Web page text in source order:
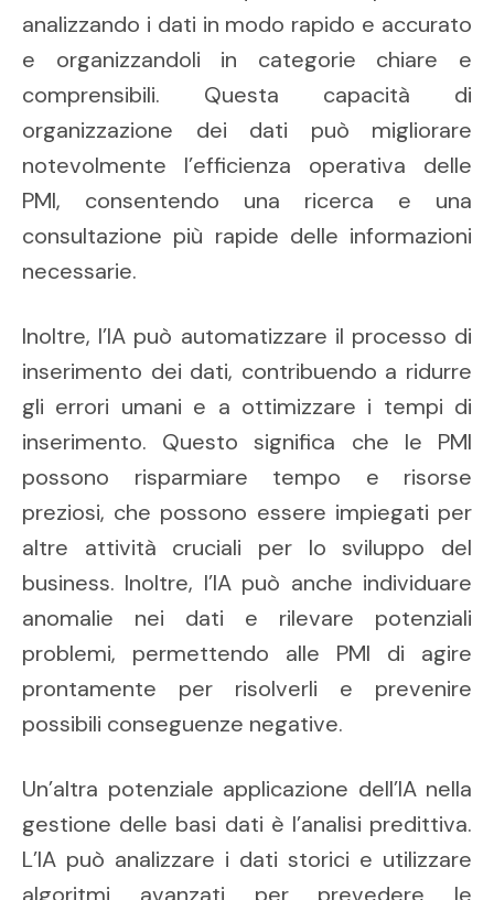
analizzando i dati in modo rapido e accurato
e organizzandoli in categorie chiare e
comprensibili. Questa capacità di
organizzazione dei dati può migliorare
notevolmente l’efficienza operativa delle
PMI, consentendo una ricerca e una
consultazione più rapide delle informazioni
necessarie.
Inoltre, l’IA può automatizzare il processo di
inserimento dei dati, contribuendo a ridurre
gli errori umani e a ottimizzare i tempi di
inserimento. Questo significa che le PMI
possono risparmiare tempo e risorse
preziosi, che possono essere impiegati per
altre attività cruciali per lo sviluppo del
business. Inoltre, l’IA può anche individuare
anomalie nei dati e rilevare potenziali
problemi, permettendo alle PMI di agire
prontamente per risolverli e prevenire
possibili conseguenze negative.
Un’altra potenziale applicazione dell’IA nella
gestione delle basi dati è l’analisi predittiva.
L’IA può analizzare i dati storici e utilizzare